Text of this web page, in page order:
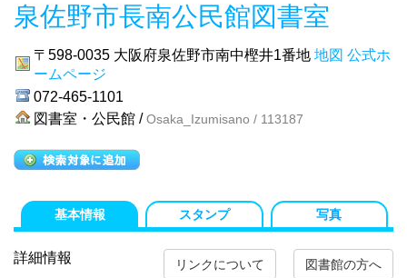
泉佐野市長南公民館図書室
〒598-0035 大阪府泉佐野市南中樫井1番地 地図 公式ホ
ームページ
072-465-1101
図書室・公民館 / Osaka_Izumisano / 113187
基本情報 スタンプ 写真
リンクについて 図書館の方へ
詳細情報